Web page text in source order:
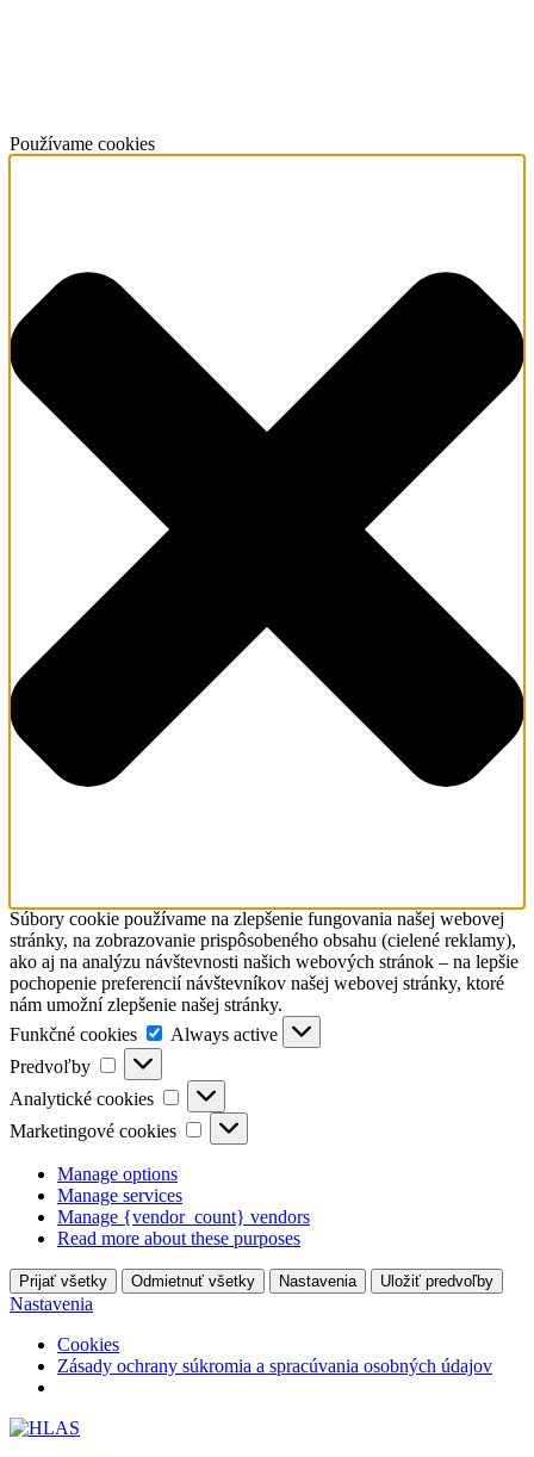
Používame cookies
Súbory cookie používame na zlepšenie fungovania našej webovej
stránky, na zobrazovanie prispôsobeného obsahu (cielené reklamy),
ako aj na analýzu návštevnosti našich webových stránok – na lepšie
pochopenie preferencií návštevníkov našej webovej stránky, ktoré
nám umožní zlepšenie našej stránky.
Funkčné cookies
Funkčné
cookies
Always active
Predvoľby
Predvoľby
Analytické cookies
Analytické
cookies
Marketingové cookies
Marketingové
cookies
Manage options
Manage services
Manage {vendor_count} vendors
Read more about these purposes
Prijať všetky Odmietnuť všetky Nastavenia Uložiť predvoľby
Nastavenia
Cookies
Zásady ochrany súkromia a spracúvania osobných údajov